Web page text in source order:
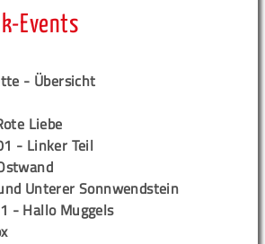
Events
- Übersicht
Liebe
- Linker Teil
Unterer Sonnwendstein
- Hallo Muggels